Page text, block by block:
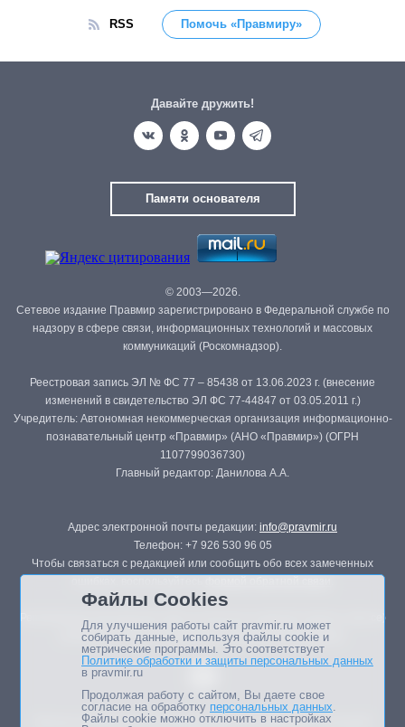
RSS Помочь «Правмиру»
Давайте дружить!
Памяти основателя
© 2003—2026.
Сетевое издание Правмир зарегистрировано в Федеральной службе по
надзору в сфере связи, информационных технологий и массовых
коммуникаций (Роскомнадзор).
Реестровая запись ЭЛ № ФС 77 – 85438 от 13.06.2023 г. (внесение
изменений в свидетельство ЭЛ ФС 77-44847 от 03.05.2011 г.)
Учредитель: Автономная некоммерческая организация информационно-
познавательный центр «Правмир» (АНО «Правмир») (ОГРН
1107799036730)
Главный редактор: Данилова А.А.
Адрес электронной почты редакции: info@pravmir.ru
Телефон: +7 926 530 96 05
Чтобы связаться с редакцией или сообщить обо всех замеченных
Републикация материалов сайта в печатных изданиях (книгах, прессе)
возможна только с письменного разрешения редакции.
Мнение авторов статей портала может не совпадать с позицией
Файлы Cookies
Для улучшения работы сайт pravmir.ru может
собирать данные, используя файлы cookie и
метрические программы. Это соответствует
Политике обработки и защиты персональных данных
в pravmir.ru
Продолжая работу с сайтом, Вы даете свое
согласие на обработку персональных данных.
Файлы cookie можно отключить в настройках